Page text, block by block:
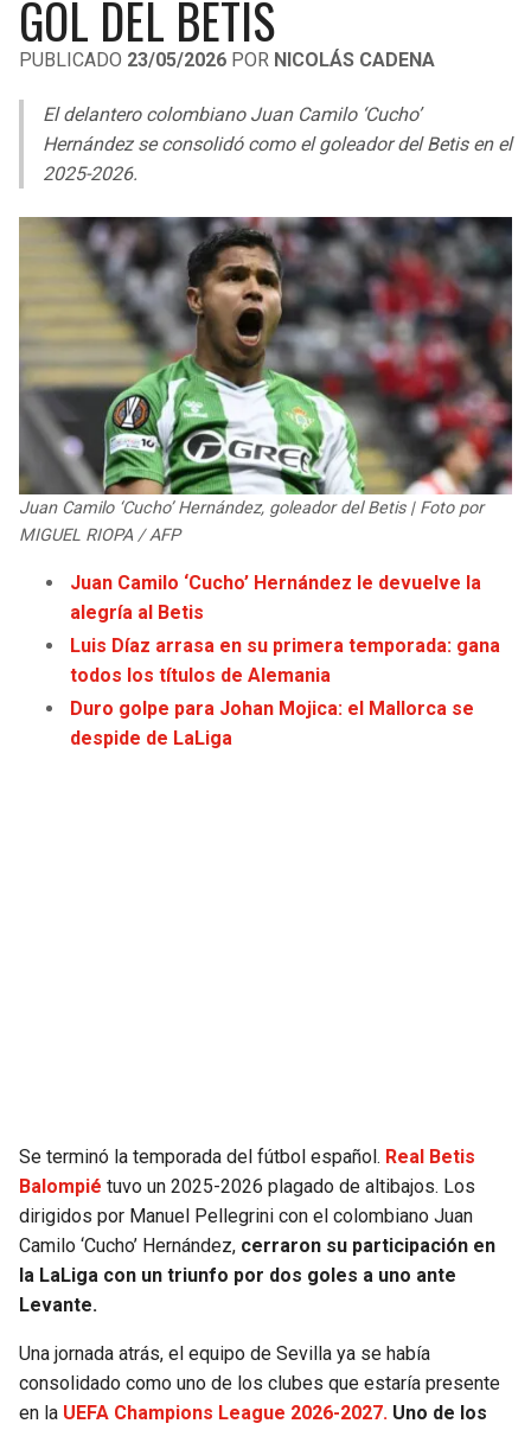
LIGA DE EXPANSIÓN MX
LEAGUES CUP
UEFA EUROPA LEAGUE
UEFA CONFERENCE LEAGUE
MLS
COPA LIBERTADORES
COPA SUDAMERICANA
LIGA BETPLAY
RAIDERS
CHARGERS
RAVENS
BENGALS
BROWNS
STEELERS
TEXANS
COLTS
TITANS
COWBOYS
GIANTS
BEARS
LIONS
VIKINGS
FALCONS
CAVALIERS
PISTONS
PACERS
BUCKS
HAWKS
HORNETS
HEAT
MAGIC
WARRIORS
CLIPPERS
LAKERS
SPURS
NUGGETS
THUNDER
TRAIL BLAZERS
GOL DEL BETIS
PUBLICADO 23/05/2026 POR NICOLÁS CADENA
El delantero colombiano Juan Camilo ‘Cucho’
Hernández se consolidó como el goleador del Betis en el
2025-2026.
Juan Camilo ‘Cucho’ Hernández, goleador del Betis | Foto por
MIGUEL RIOPA / AFP
Juan Camilo ‘Cucho’ Hernández le devuelve la
alegría al Betis
Luis Díaz arrasa en su primera temporada: gana
todos los títulos de Alemania
Duro golpe para Johan Mojica: el Mallorca se
despide de LaLiga
Se terminó la temporada del fútbol español. Real Betis
Balompié tuvo un 2025-2026 plagado de altibajos. Los
dirigidos por Manuel Pellegrini con el colombiano Juan
Camilo ‘Cucho’ Hernández, cerraron su participación en
la LaLiga con un triunfo por dos goles a uno ante
Levante.
Una jornada atrás, el equipo de Sevilla ya se había
consolidado como uno de los clubes que estaría presente
en la UEFA Champions League 2026-2027. Uno de los